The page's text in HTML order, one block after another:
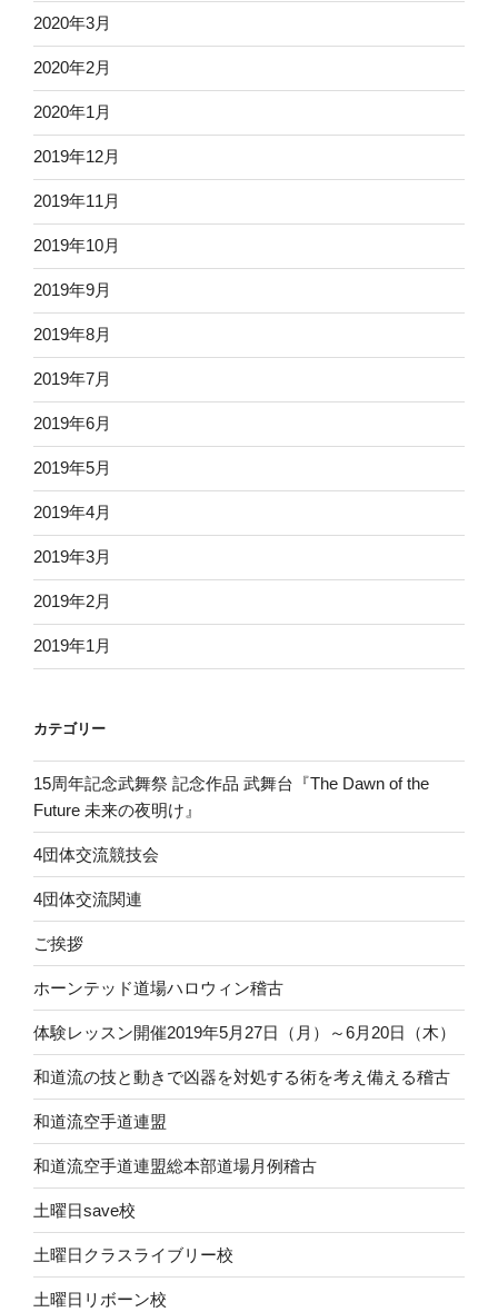
2020年3月
2020年2月
2020年1月
2019年12月
2019年11月
2019年10月
2019年9月
2019年8月
2019年7月
2019年6月
2019年5月
2019年4月
2019年3月
2019年2月
2019年1月
カテゴリー
15周年記念武舞祭 記念作品 武舞台『The Dawn of the
Future 未来の夜明け』
4団体交流競技会
4団体交流関連
ご挨拶
ホーンテッド道場ハロウィン稽古
体験レッスン開催2019年5月27日（月）～6月20日（木）
和道流の技と動きで凶器を対処する術を考え備える稽古
和道流空手道連盟
和道流空手道連盟総本部道場月例稽古
土曜日save校
土曜日クラスライブリー校
土曜日リボーン校